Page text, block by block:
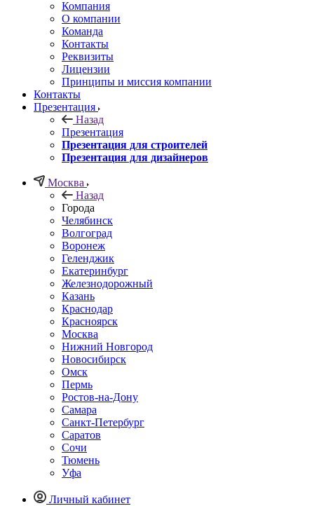
Компания
О компании
Команда
Контакты
Реквизиты
Лицензии
Принципы и миссия компании
Контакты
Презентация
Назад
Презентация
Презентация для строителей
Презентация для дизайнеров
Москва
Назад
Города
Челябинск
Волгоград
Воронеж
Геленджик
Екатеринбург
Железнодорожный
Казань
Краснодар
Красноярск
Москва
Нижний Новгород
Новосибирск
Омск
Пермь
Ростов-на-Дону
Самара
Санкт-Петербург
Саратов
Сочи
Тюмень
Уфа
Личный кабинет